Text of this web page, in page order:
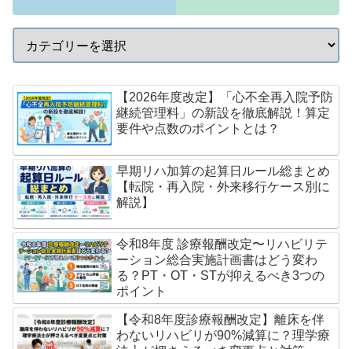
【2026年度改定】「心不全再入院予防
継続管理料」の新設を徹底解説！算定
要件や点数のポイントとは？
早期リハ加算の起算日ルール総まとめ
【転院・再入院・外来移行ケース別に
解説】
令和8年度 診療報酬改定〜リハビリテ
ーション総合実施計画書はどう変わ
る？PT・OT・STが抑えるべき3つの
ポイント
【令和8年度診療報酬改定】離床を伴
わないリハビリが90%減算に？理学療